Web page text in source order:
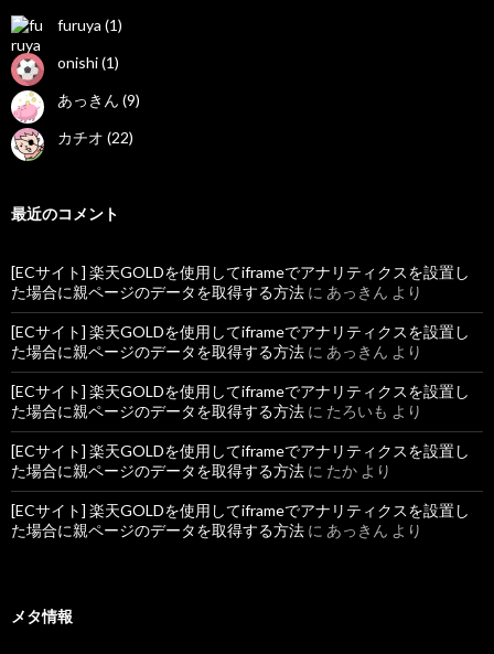
furuya (1)
onishi (1)
あっきん (9)
カチオ (22)
最近のコメント
[ECサイト] 楽天GOLDを使用してiframeでアナリティクスを設置し
た場合に親ページのデータを取得する方法 に あっきん より
[ECサイト] 楽天GOLDを使用してiframeでアナリティクスを設置し
た場合に親ページのデータを取得する方法 に あっきん より
[ECサイト] 楽天GOLDを使用してiframeでアナリティクスを設置し
た場合に親ページのデータを取得する方法 に たろいも より
[ECサイト] 楽天GOLDを使用してiframeでアナリティクスを設置し
た場合に親ページのデータを取得する方法 に たか より
[ECサイト] 楽天GOLDを使用してiframeでアナリティクスを設置し
た場合に親ページのデータを取得する方法 に あっきん より
メタ情報